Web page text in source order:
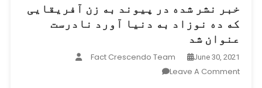
خبر نشر شده در پیوند به زن آفریقایی
که ده نوزاد به دنیا آورد نادرست
عنوان شد
June 30, 2021
Fact Crescendo Team
Leave A Comment